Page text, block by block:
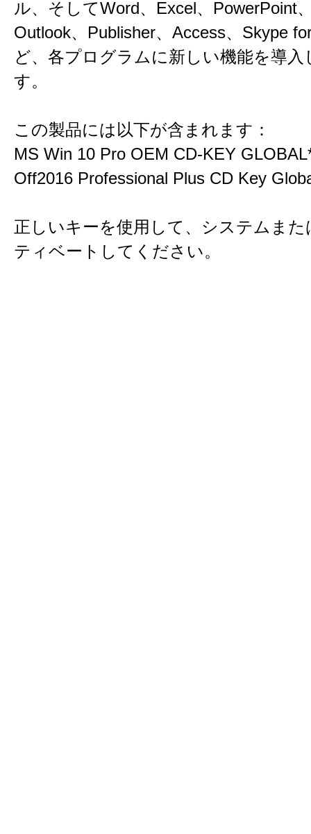
ル、そしてWord、Excel、PowerPoint
Outlook、Publisher、Access、Skype
ど、各プログラムに新しい機能を導入
す。
この製品には以下が含まれます：
MS Win 10 Pro OEM CD-KEY GLOBAL
Off2016 Professional Plus CD Key
正しいキーを使用して、システムま
ティベートしてください。